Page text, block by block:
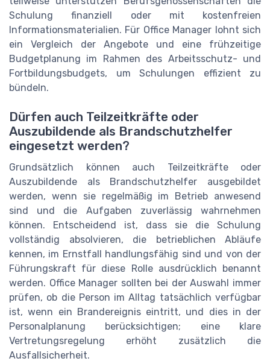
Schulung finanziell oder mit kostenfreien
Informationsmaterialien. Für Office Manager lohnt sich
ein Vergleich der Angebote und eine frühzeitige
Budgetplanung im Rahmen des Arbeitsschutz- und
Fortbildungsbudgets, um Schulungen effizient zu
bündeln.
Dürfen auch Teilzeitkräfte oder
Auszubildende als Brandschutzhelfer
eingesetzt werden?
Grundsätzlich können auch Teilzeitkräfte oder
Auszubildende als Brandschutzhelfer ausgebildet
werden, wenn sie regelmäßig im Betrieb anwesend
sind und die Aufgaben zuverlässig wahrnehmen
können. Entscheidend ist, dass sie die Schulung
vollständig absolvieren, die betrieblichen Abläufe
kennen, im Ernstfall handlungsfähig sind und von der
Führungskraft für diese Rolle ausdrücklich benannt
werden. Office Manager sollten bei der Auswahl immer
prüfen, ob die Person im Alltag tatsächlich verfügbar
ist, wenn ein Brandereignis eintritt, und dies in der
Personalplanung berücksichtigen; eine klare
Vertretungsregelung erhöht zusätzlich die
Ausfallsicherheit.